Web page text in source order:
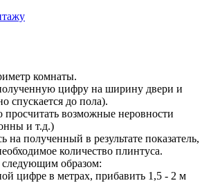
комнаты.
цифру на ширину двери и
спускается до пола).
просчитать возможные неровности
и т.д.)
на полученный в результате показатель,
количество плинтуса.
следующим образом:
цифре в метрах, прибавить 1,5 - 2 м